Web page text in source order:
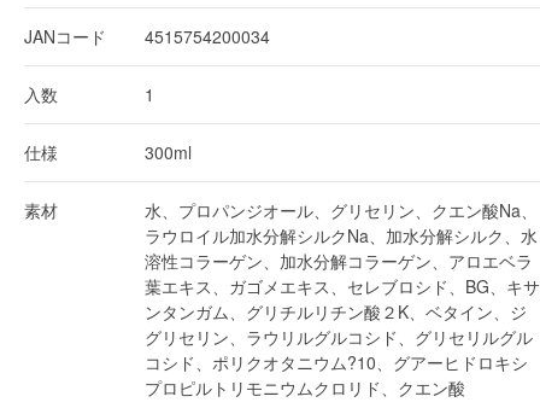
JANコード 4515754200034
入数 1
仕様 300ml
素材
水、プロパンジオール、グリセリン、クエン酸Na、
ラウロイル加水分解シルクNa、加水分解シルク、水
溶性コラーゲン、加水分解コラーゲン、アロエベラ
葉エキス、ガゴメエキス、セレブロシド、BG、キサ
ンタンガム、グリチルリチン酸２K、ベタイン、ジ
グリセリン、ラウリルグルコシド、グリセリルグル
コシド、ポリクオタニウム?10、グアーヒドロキシ
プロピルトリモニウムクロリド、クエン酸